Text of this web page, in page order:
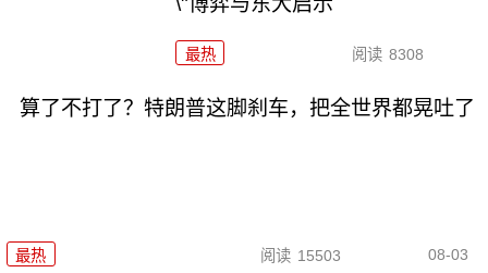
最热 阅读 8308
算了不打了？特朗普这脚刹车，把全世界都晃吐了
最热 阅读 15503 08-03